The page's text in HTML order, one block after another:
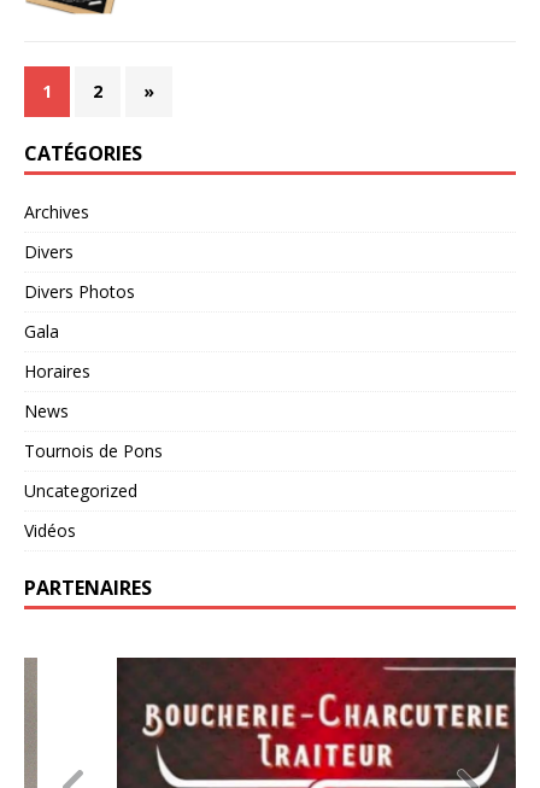
1 2 »
CATÉGORIES
Archives
Divers
Divers Photos
Gala
Horaires
News
Tournois de Pons
Uncategorized
Vidéos
PARTENAIRES